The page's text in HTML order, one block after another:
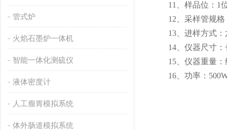
管式炉
火焰石墨炉一体机
智能一体化测硫仪
液体密度计
人工瘤胃模拟系统
体外肠道模拟系统
11、样品位：1
12、采样管规格
13、进样方式：
14、仪器尺寸：长
15、仪器重量：
16、功率：